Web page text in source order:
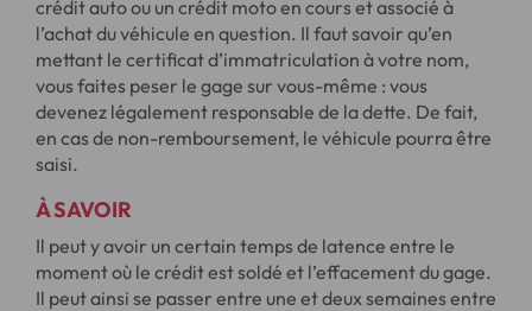
crédit auto ou un crédit moto en cours et associé à
l’achat du véhicule en question. Il faut savoir qu’en
mettant le certificat d’immatriculation à votre nom,
vous faites peser le gage sur vous-même : vous
devenez légalement responsable de la dette. De fait,
en cas de non-remboursement, le véhicule pourra être
saisi.
À SAVOIR
Il peut y avoir un certain temps de latence entre le
moment où le crédit est soldé et l’effacement du gage.
Il peut ainsi se passer entre une et deux semaines entre